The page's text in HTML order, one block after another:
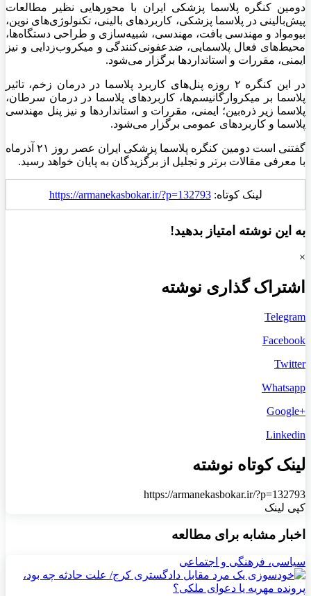
دومین کنگره پلاسما پزشکی ایران با محورهایی نظیر مطالعات
پیش‌بالینی در پلاسما پزشکی، کاربردهای بالینی، تکنولوژی‌های نوین،
بیومواد و مهندسی بافت، مهندسی، شبیه‌سازی و طراحی دستگاه‌ها،
محیط‌های فعال پلاسمایی، ضدعفونی‌کنندگی و میکروب‌زدایی و نیز
ایمنی، مقررات و استانداردها برگزار می‌شود.
در این کنگره ۲ روزه پنل‌های کاربرد پلاسما در درمان زخم، تاثیر
پلاسما بر میکروارگانیسم‌ها، کاربردهای پلاسما در درمان سرطان،
پلاسما زیر ذره‌بین؛ ایمنی، مقررات و استانداردها و نیز پنل مهندسی
پلاسما و کاربردهای عمومی برگزار می‌شود.
گفتنی است دومین کنگره پلاسما پزشکی ایران عصر روز ۲۱ آذرماه
با معرفی مقالات برتر و تجلیل از برگزیدگان به پایان خواهد رسید.
لینک کوتاه:https://armanekasbokar.ir/?p=132793
به این نوشته امتیاز بدهید!
×
اشتراک گذاری نوشته
Telegram
Facebook
Twitter
Whatsapp
+Google
Linkedin
لینک کوتاه نوشته
https://armanekasbokar.ir/?p=132793
کپی لینک
اخبار مشابه برای مطالعه
سیاسی، فرهنگی و اجتماعی